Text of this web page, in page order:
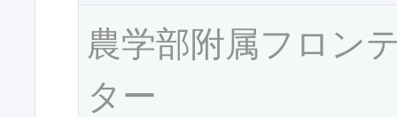
農学部附属フロン
ター